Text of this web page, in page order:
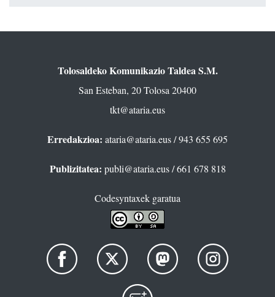
Tolosaldeko Komunikazio Taldea S.M.
San Esteban, 20 Tolosa 20400
tkt@ataria.eus
Erredakzioa: ataria@ataria.eus/ 943 655 695
Publizitatea: publi@ataria.eus/ 661 678 818
Codesyntaxek garatua